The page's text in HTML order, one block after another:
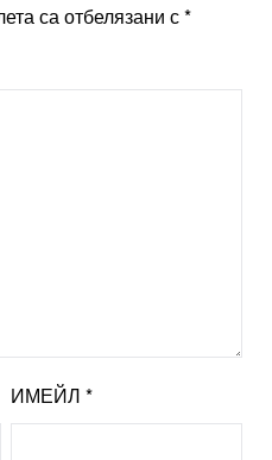
са отбелязани с*
ИМЕЙЛ *